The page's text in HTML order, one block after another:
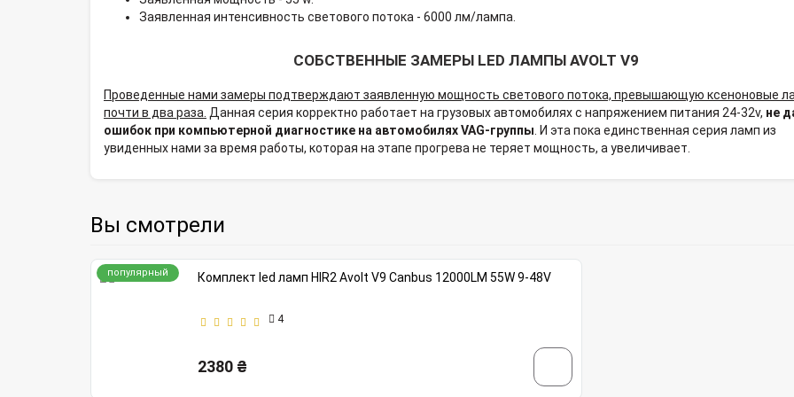
Заявленная интенсивность светового потока - 6000 лм/лампа.
СОБСТВЕННЫЕ ЗАМЕРЫ LED ЛАМПЫ AVOLT V9
Проведенные нами замеры подтверждают заявленную мощность светового потока, превышающую ксеноновые
почти в два раза. Данная серия корректно работает на грузовых автомобилях с напряжением питания 24-32v, не
ошибок при компьютерной диагностике на автомобилях VAG-группы . И эта пока единственная серия ламп из
увиденных нами за время работы, которая на этапе прогрева не теряет мощность, а увеличивает.
Вы смотрели
популярный Комплект led ламп HIR2 Avolt V9 Canbus 12000LM 55W 9-48V
4
2380 ₴